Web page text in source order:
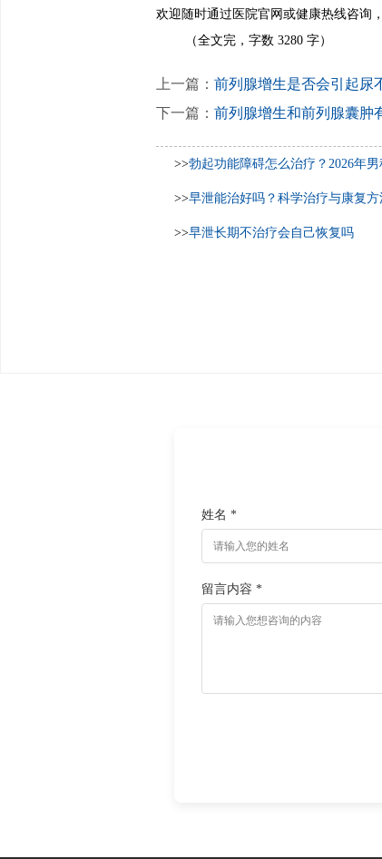
欢迎随时通过医院官网或健康热线咨询
（全文完，字数 3280 字）
上一篇： 前列腺增生是否会引起尿
下一篇： 前列腺增生和前列腺囊肿
>>勃起功能障碍怎么治疗？2026年
>>早泄能治好吗？科学治疗与康复方
>>早泄长期不治疗会自己恢复吗
姓名 *
留言内容 *